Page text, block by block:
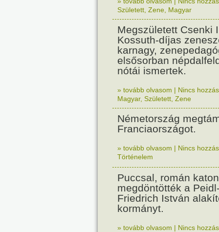
Született Zene Magyar
Megszületett Csenki
Kossuth-díjas
karnagy,
elsősorban
nótái ismertek.
» tovább olvasom | Nincs
Magyar, Született Zene
Németország
Franciaországot.
» tovább olvasom | Nincs
Történelem
Puccsal, román
megdöntötték a
Friedrich István
kormányt.
» tovább olvasom | Nincs